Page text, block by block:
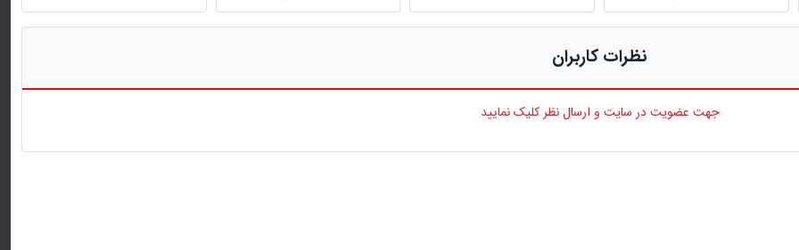
نظرات کاربران
جهت عضویت در سایت و ارسال نظر کلیک نمایید